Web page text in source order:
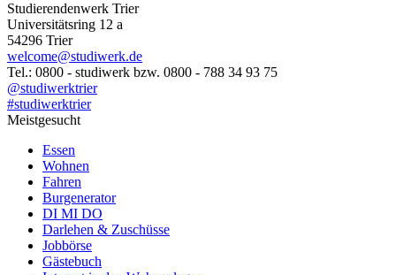
Studierendenwerk Trier
Universitätsring 12 a
54296 Trier
welcome@studiwerk.de
Tel.: 0800 - studiwerk bzw. 0800 - 788 34 93 75
@studiwerktrier
#studiwerktrier
Meistgesucht
Essen
Wohnen
Fahren
Burgenerator
DI MI DO
Darlehen & Zuschüsse
Jobbörse
Gästebuch